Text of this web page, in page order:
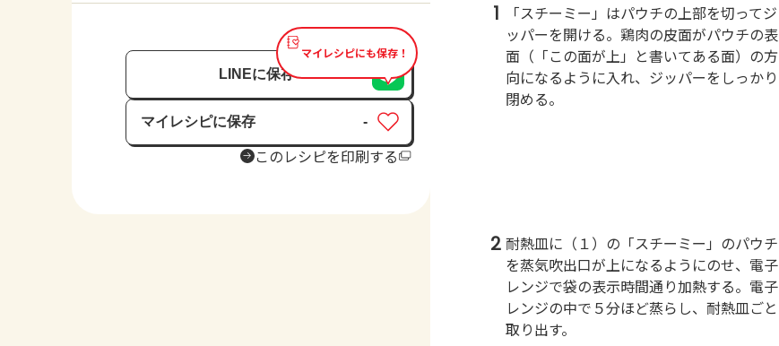
マイレシピにも保存！
LINEに保存
マイレシピに保存
保存済み
-
このレシピを印刷する
1
「スチーミー」はパウチの上部を切ってジ
ッパーを開ける。鶏肉の皮面がパウチの表
面（「この面が上」と書いてある面）の方
向になるように入れ、ジッパーをしっかり
閉める。
2 耐熱皿に（１）の「スチーミー」のパウチ
を蒸気吹出口が上になるようにのせ、電子
レンジで袋の表示時間通り加熱する。電子
レンジの中で５分ほど蒸らし、耐熱皿ごと
取り出す。